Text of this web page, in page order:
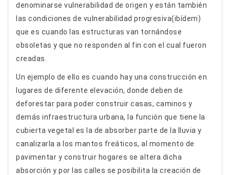
denominarse vulnerabilidad de origen y están también
las condiciones de vulnerabilidad progresiva(ibídem)
que es cuando las estructuras van tornándose
obsoletas y que no responden al fin con el cual fueron
creadas.
Un ejemplo de ello es cuando hay una construcción en
lugares de diferente elevación, donde deben de
deforestar para poder construir casas, caminos y
demás infraestructura urbana, la función que tiene la
cubierta vegetal es la de absorber parte de la lluvia y
canalizarla a los mantos freáticos, al momento de
pavimentar y construir hogares se altera dicha
absorción y por las calles se posibilita la creación de